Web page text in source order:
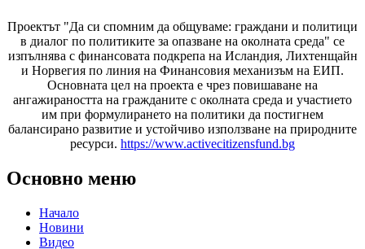
Проектът "Да си спомним да общуваме: граждани и политици
в диалог по политиките за опазване на околната среда" се
изпълнява с финансовата подкрепа на Исландия, Лихтенщайн
и Норвегия по линия на Финансовия механизъм на ЕИП.
Основната цел на проекта е чрез повишаване на
ангажираността на гражданите с околната среда и участието
им при формулирането на политики да постигнем
балансирано развитие и устойчиво използване на природните
ресурси. https://www.activecitizensfund.bg
Основно меню
Начало
Новини
Видео